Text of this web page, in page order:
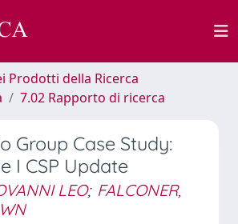
Prodotti della Ricerca
7.02 Rapporto di ricerca
Group Case Study:
I CSP Update
LEO; FALCONER,